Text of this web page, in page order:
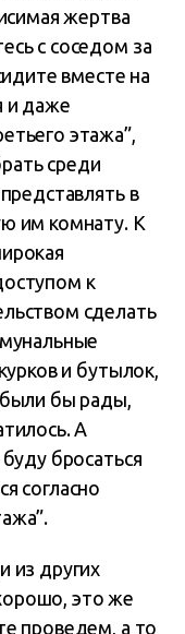
жертва
с соседом за
вместе на
и даже
этажа”,
среди
в
им комнату. К
к
сделать
и бутылок,
бы рады,
А
бросаться
согласно
из других
это же
проведем, а то